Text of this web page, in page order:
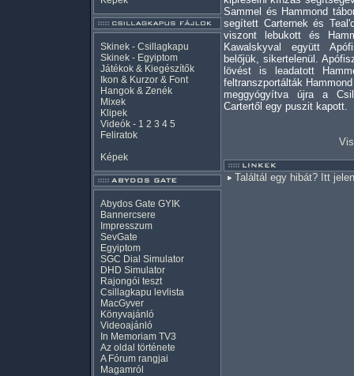
Skinek - Csillagkapu
Skinek - Egyiptom
Játékok & Kiegészítők
Ikon & Kurzor & Font
Hangok & Zenék
Mixek
Klipek
Videók - 1 2 3 4 5
Feliratok
Képek
Abydos Gate GYIK
Bannercsere
Impresszum
SevGate
Egyiptom
SGC Dial Simulator
DHD Simulator
Rajongói teszt
Csillagkapu levlista
MacGyver
Könyvajánló
Videoajánló
In Memoriam TV3
Az oldal története
A Fórum rangjai
Magamról
Sammel és Hammond
segített Carternek és
viszont lebukott és
Kawalskyval együtt
belőjük, sikertelenül.
lövést is leadatott
feltranszportálták
meggyógyítva újra a
Cartertől egy puszit kapott.
Találtál egy hibát? Itt